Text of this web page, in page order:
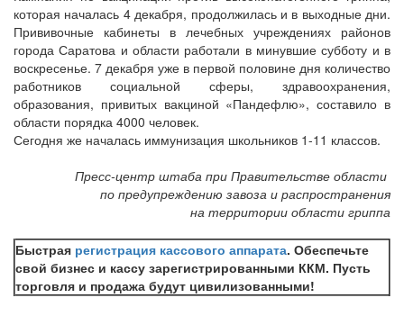
которая началась 4 декабря, продолжилась и в выходные дни.
Прививочные кабинеты в лечебных учреждениях районов
города Саратова и области работали в минувшие субботу и в
воскресенье. 7 декабря уже в первой половине дня количество
работников социальной сферы, здравоохранения,
образования, привитых вакциной «Пандефлю», составило в
области порядка 4000 человек.
Сегодня же началась иммунизация школьников 1-11 классов.
Пресс-центр штаба при Правительстве области
по предупреждению завоза и распространения
на территории области гриппа
Быстрая регистрация кассового аппарата. Обеспечьте
свой бизнес и кассу зарегистрированными ККМ. Пусть
торговля и продажа будут цивилизованными!